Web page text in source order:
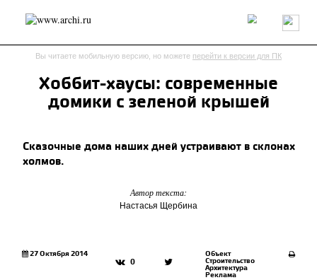
Россия Мир Технологии Интерьер Пресса
Архитекторы
send.project
Блог
Обзор
Объект
Результаты конкурса
Репортаж
Образование
Вы читаете мобильную версию, но можете перейти к версии для ПК
Хоббит-хаусы: современные
домики с зеленой крышей
Сказочные дома наших дней устраивают в склонах
холмов.
Автор текста:
Настасья Щербина
27 Октября 2014
0
Объект
Строительство
Архитектура
Реклама